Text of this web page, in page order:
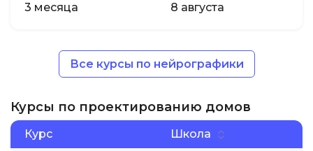
3 месяца 8 августа
Все курсы по нейрографики
Курсы по проектированию домов
Курс Школа